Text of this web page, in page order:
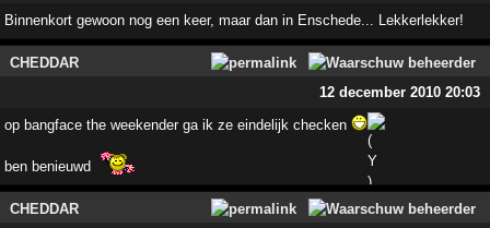
Binnenkort gewoon nog een keer, maar dan in Enschede... Lekkerlekker!
CHEDDAR
12 december 2010 20:03
op bangface the weekender ga ik ze eindelijk checken
ben benieuwd
CHEDDAR